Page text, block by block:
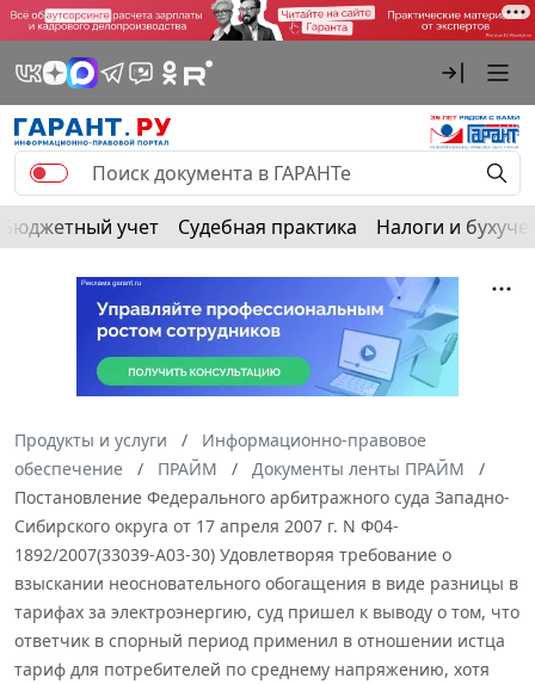
Бюджетный учет Судебная практика Налоги и
Продукты и услуги
Информационно-правовое
обеспечение
ПРАЙМ
Документы ленты ПРАЙМ
Постановление Федерального арбитражного суда Западно-
Сибирского округа от 17 апреля 2007 г. N Ф04-
1892/2007(33039-А03-30) Удовлетворяя требование о
взыскании неосновательного обогащения в виде разницы в
тарифах за электроэнергию, суд пришел к выводу о том, что
ответчик в спорный период применил в отношении истца
тариф для потребителей по среднему напряжению, хотя